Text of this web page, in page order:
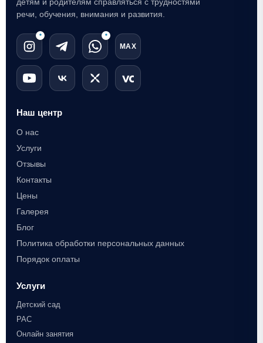
речи, обучения, внимания и развития.
* *
MAX
Наш центр
О нас
Услуги
Отзывы
Контакты
Цены
Галерея
Блог
Политика обработки персональных данных
Порядок оплаты
Услуги
Детский сад
РАС
Онлайн занятия